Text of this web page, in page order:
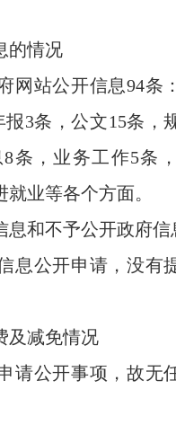
情况
站公开信息94条
3条，公文15条，
条，业务工作5条
业等各个方面。
和不予公开政府信
公开申请，没有
减免情况
公开事项，故无